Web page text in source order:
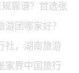
靠谱？首选张
团哪家好？
社，湖南旅游
家界中国旅行